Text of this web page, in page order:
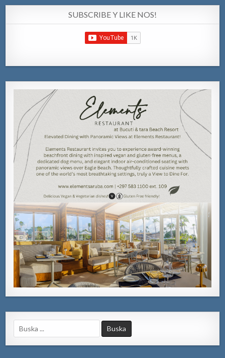
SUBSCRIBE Y LIKE NOS!
Search
for: